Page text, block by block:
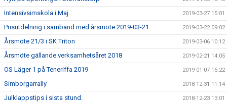
Intensivsimskola i Maj. 2019-03-27 15:01
Prisutdelning i samband med årsmöte 2019-03-21 2019-03-22 09:02
Årsmöte 21/3 i SK Triton 2019-03-06 10:12
Årsmöte gällande verksamhetsåret 2018 2019-02-21 14:05
OS Läger 1 på Teneriffa 2019 2019-01-07 15:22
Simborgarrally 2018-12-31 11:14
Julklappstips i sista stund. 2018-12-23 13:01